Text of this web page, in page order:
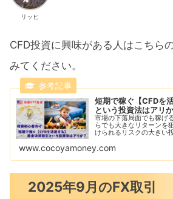
リッヒ
CFD投資に興味がある人はこちら
みてください。
短期で稼ぐ【CFDを
という投資法はアリ
市場の下落局面でも稼げ
らでも大きなリターンを
けられるリスクの大きい
リック証券がおすすめ！
www.cocoyamoney.com
2025年9月のFX取引